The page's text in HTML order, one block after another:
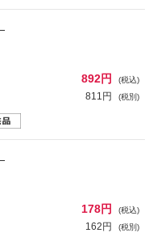
892円 (税込)
811円 (税別)
178円 (税込)
162円 (税別)